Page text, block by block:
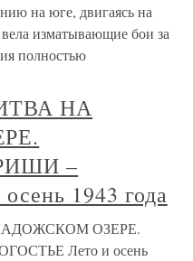
на юге, двигаясь на
изматывающие бои за
полностью
НА
–
1943 года
ОЗЕРЕ.
Лето и осень